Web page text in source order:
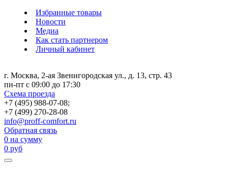
Избранные товары
Новости
Медиа
Как стать партнером
Личный кабинет
г. Москва, 2-ая Звенигородская ул., д. 13, стр. 43
пн-пт с 09:00 до 17:30
Схема проезда
+7 (495) 988-07-08;
+7 (499) 270-28-08
info@proff-comfort.ru
Обратная связь
0 на сумму
0 руб